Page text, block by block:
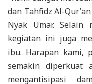
dan Tahfidz Al-
Nyak Umar. Selain
kegiatan ini juga
ibu. Harapan kami,
semakin diperkuat
mengantisipasi